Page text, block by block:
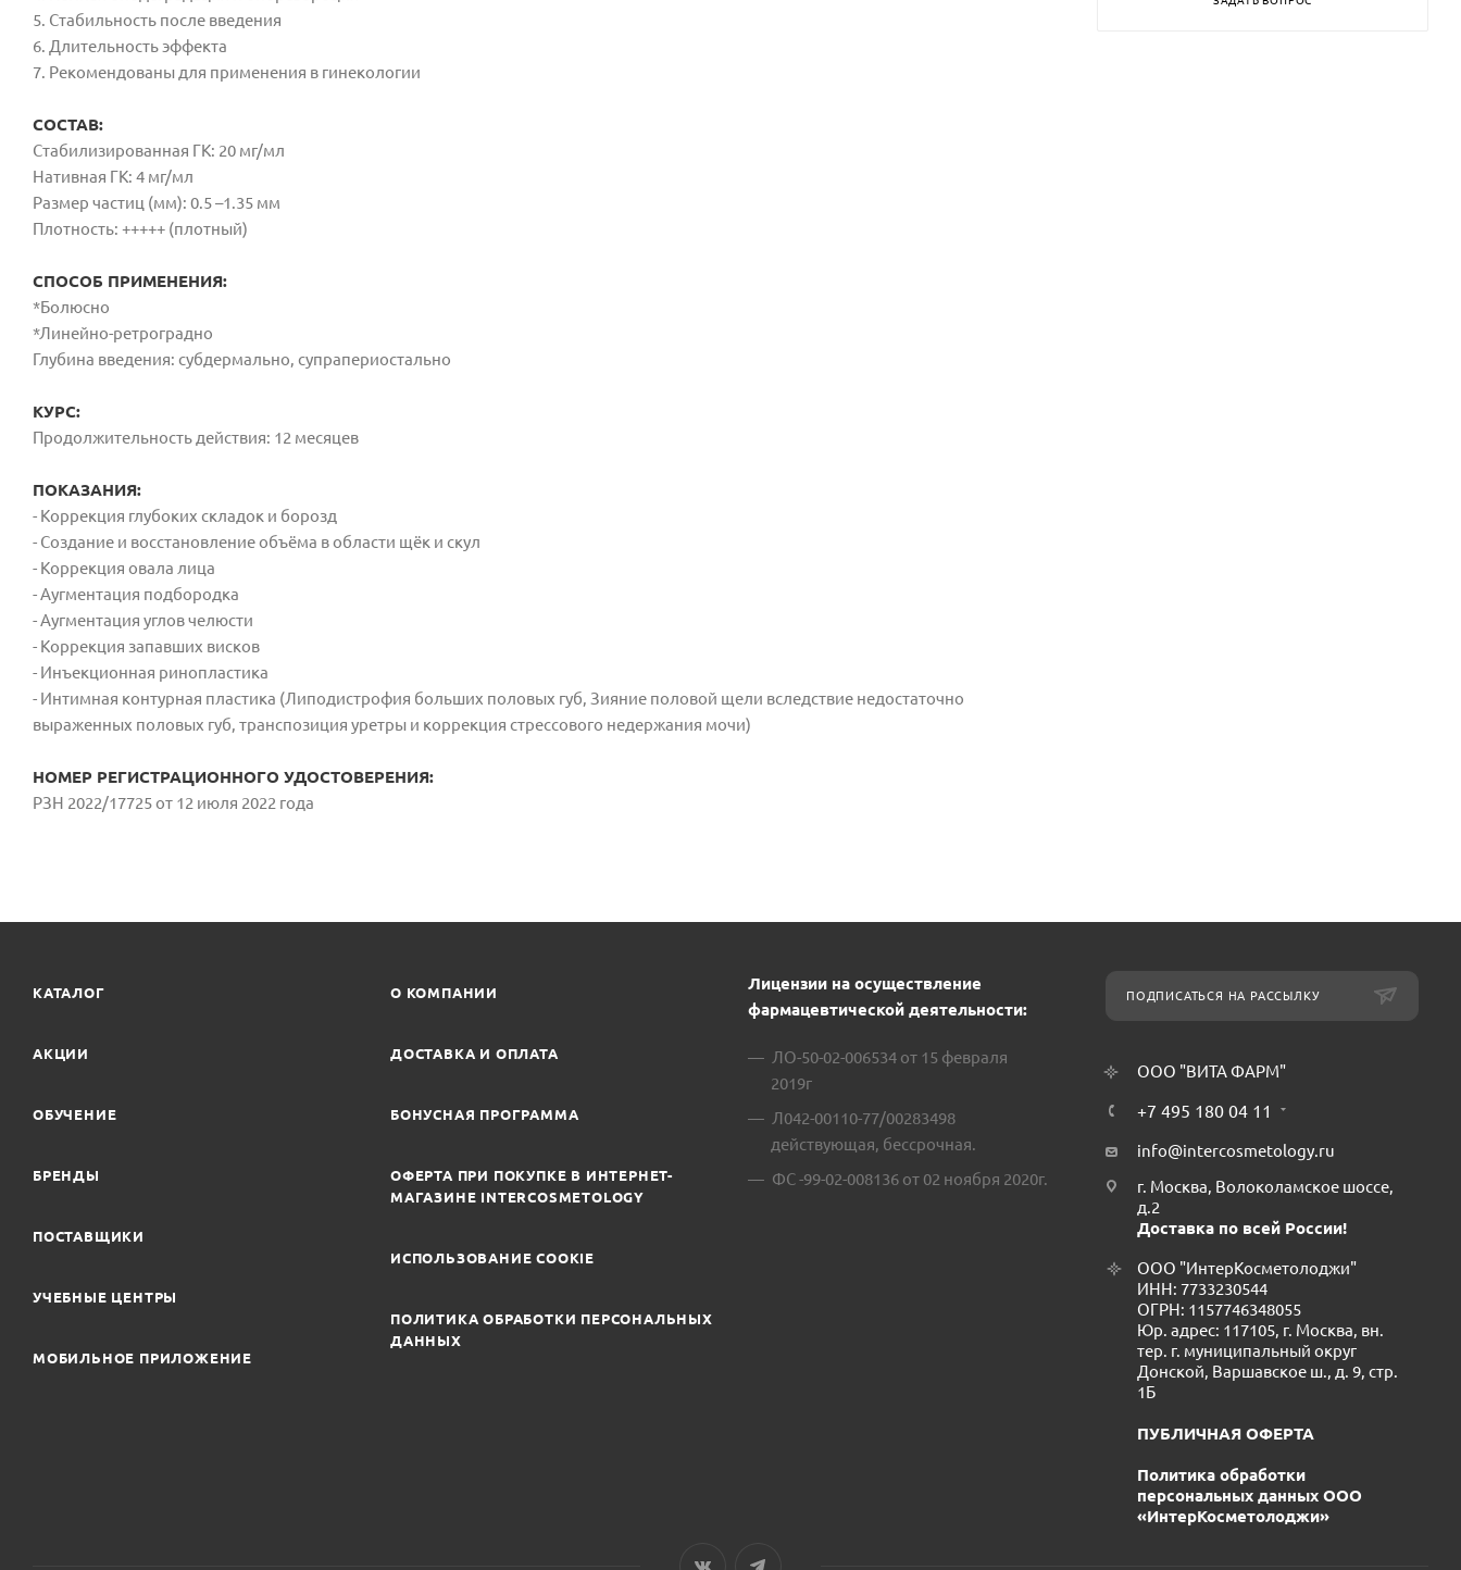
5. Стабильность после введения
6. Длительность эффекта
7. Рекомендованы для применения в гинекологии
СОСТАВ:
Стабилизированная ГК: 20 мг/мл
Нативная ГК: 4 мг/мл
Размер частиц (мм): 0.5 –1.35 мм
Плотность: +++++ (плотный)
СПОСОБ ПРИМЕНЕНИЯ:
*Болюсно
*Линейно-ретроградно
Глубина введения: субдермально, супрапериостально
КУРС:
Продолжительность действия: 12 месяцев
ПОКАЗАНИЯ:
- Коррекция глубоких складок и борозд
- Создание и восстановление объёма в области щёк и скул
- Коррекция овала лица
- Аугментация подбородка
- Аугментация углов челюсти
- Коррекция запавших висков
- Инъекционная ринопластика
- Интимная контурная пластика (Липодистрофия больших половых губ, Зияние половой щели вследствие недостаточно
выраженных половых губ, транспозиция уретры и коррекция стрессового недержания мочи)
НОМЕР РЕГИСТРАЦИОННОГО УДОСТОВЕРЕНИЯ:
РЗН 2022/17725 от 12 июля 2022 года
КАТАЛОГ
АКЦИИ
ОБУЧЕНИЕ
БРЕНДЫ
ПОСТАВЩИКИ
УЧЕБНЫЕ ЦЕНТРЫ
МОБИЛЬНОЕ ПРИЛОЖЕНИЕ
О КОМПАНИИ
ДОСТАВКА И ОПЛАТА
БОНУСНАЯ ПРОГРАММА
ОФЕРТА ПРИ ПОКУПКЕ В ИНТЕРНЕТ-
МАГАЗИНЕ INTERCOSMETOLOGY
ИСПОЛЬЗОВАНИЕ COOKIE
ПОЛИТИКА ОБРАБОТКИ ПЕРСОНАЛЬНЫХ
ДАННЫХ
Лицензии на осуществление
фармацевтической деятельности:
ЛО-50-02-006534 от 15 февраля
2019г
Л042-00110-77/00283498
действующая, бессрочная.
ФС -99-02-008136 от 02 ноября 2020г.
ПОДПИСАТЬСЯ НА РАССЫЛКУ
ООО "ВИТА ФАРМ"
+7 495 180 04 11
info@intercosmetology.ru
г. Москва, Волоколамское шоссе,
д.2
Доставка по всей России!
ООО "ИнтерКосметолоджи"
ИНН: 7733230544
ОГРН: 1157746348055
Юр. адрес: 117105, г. Москва, вн.
тер. г. муниципальный округ
Донской, Варшавское ш., д. 9, стр.
1Б
ПУБЛИЧНАЯ ОФЕРТА
Политика обработки
персональных данных ООО
«ИнтерКосметолоджи»